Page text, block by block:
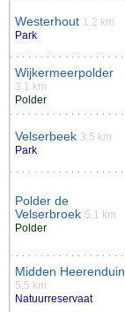
Westerhout 1.2 km
Park
Wijkermeerpolder
3.1 km
Polder
Velserbeek 3.5 km
Park
Polder de
Velserbroek 5.1 km
Polder
Midden Heerenduin
5.5 km
Natuurreservaat